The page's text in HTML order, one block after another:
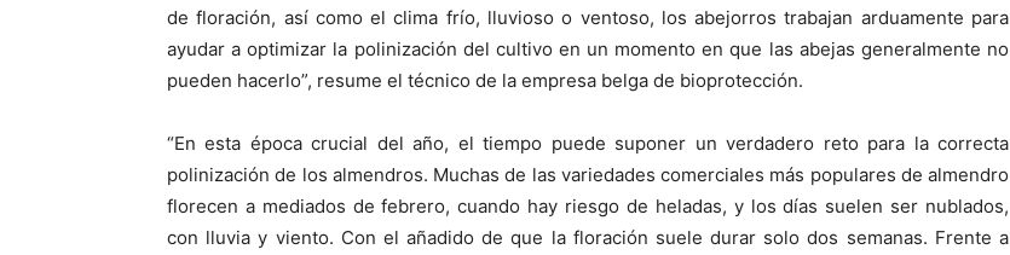
de floración, así como el clima frío, lluvioso o ventoso, los abejorros trabajan arduamente para
ayudar a optimizar la polinización del cultivo en un momento en que las abejas generalmente no
pueden hacerlo”, resume el técnico de la empresa belga de bioprotección.
“En esta época crucial del año, el tiempo puede suponer un verdadero reto para la correcta
polinización de los almendros. Muchas de las variedades comerciales más populares de almendro
florecen a mediados de febrero, cuando hay riesgo de heladas, y los días suelen ser nublados,
con lluvia y viento. Con el añadido de que la floración suele durar solo dos semanas. Frente a